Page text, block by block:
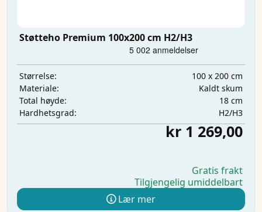
Støtteho Premium 100x200 cm H2/H3
Størrelse:
100 x 200 cm
Materiale:
Kaldt skum
Total høyde:
18 cm
Hardhetsgrad:
H2/H3
kr 1 269,00
Gratis frakt
Tilgjengelig umiddelbart
Lær mer